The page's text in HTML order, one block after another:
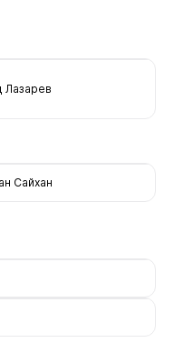
Лазарев
Сайхан